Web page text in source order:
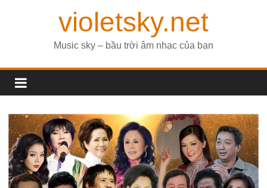
violetsky.net
Music sky – bầu trời âm nhạc của bạn